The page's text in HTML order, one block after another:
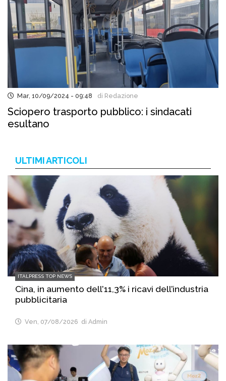
Mar, 10/09/2024 - 09:48 di Redazione
Sciopero trasporto pubblico: i sindacati
esultano
ULTIMI ARTICOLI
ITALPRESS TOP NEWS
Cina, in aumento dell’11,3% i ricavi dell’industria
pubblicitaria
Ven, 07/08/2026 di Admin